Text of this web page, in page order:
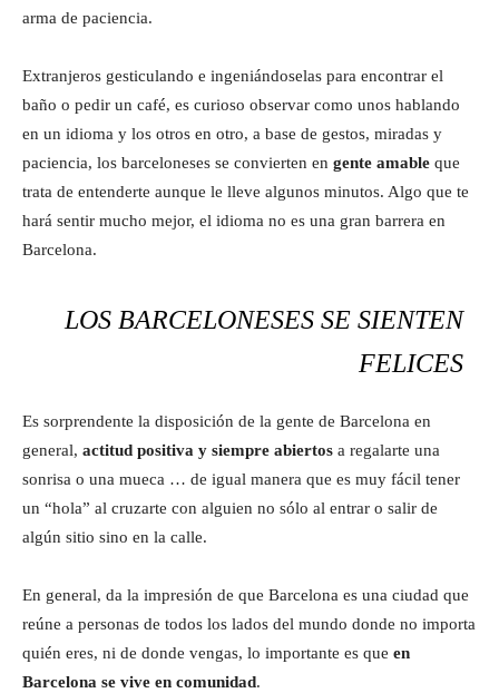
arma de paciencia.
Extranjeros gesticulando e ingeniándoselas para encontrar el
baño o pedir un café, es curioso observar como unos hablando
en un idioma y los otros en otro, a base de gestos, miradas y
paciencia, los barceloneses se convierten en gente amable que
trata de entenderte aunque le lleve algunos minutos. Algo que te
hará sentir mucho mejor, el idioma no es una gran barrera en
Barcelona.
LOS BARCELONESES SE SIENTEN
FELICES
Es sorprendente la disposición de la gente de Barcelona en
general, actitud positiva y siempre abiertos a regalarte una
sonrisa o una mueca … de igual manera que es muy fácil tener
un “hola” al cruzarte con alguien no sólo al entrar o salir de
algún sitio sino en la calle.
En general, da la impresión de que Barcelona es una ciudad que
reúne a personas de todos los lados del mundo donde no importa
quién eres, ni de donde vengas, lo importante es que en
Barcelona se vive en comunidad.